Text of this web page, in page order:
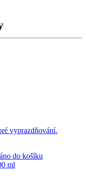
vyprazdňování.
do košíku